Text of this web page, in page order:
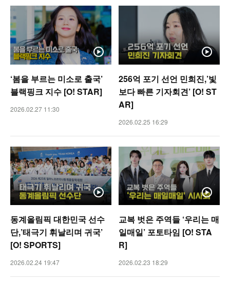
‘봄을 부르는 미소로 출국’
블랙핑크 지수 [O! STAR]
2026.02.27 11:30
256억 포기 선언 민희진,’빛
보다 빠른 기자회견’ [O! ST
AR]
2026.02.25 16:29
동계올림픽 대한민국 선수
단,’태극기 휘날리며 귀국’
[O! SPORTS]
2026.02.24 19:47
교복 벗은 주역들 ‘우리는 매
일매일’ 포토타임 [O! STA
R]
2026.02.23 18:29